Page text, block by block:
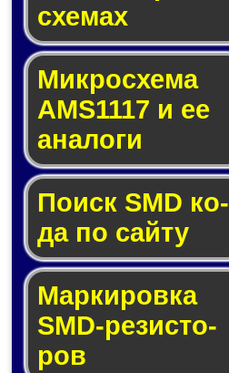
схе­мах
Микросхема
AMS1117 и ее
ана­ло­ги
Поиск SMD ко­
да по сай­ту
Маркировка
SMD-ре­зис­то­
ров